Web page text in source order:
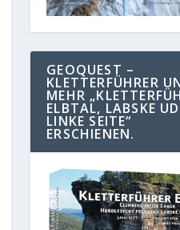
GEOQUEST –
KLETTERFÜHRER
MEHR
ELBTAL, LABSKE
LINKE SEITE“
ERSCHIENEN.